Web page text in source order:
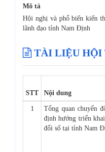
Mô tả
Hội nghị và phổ biến kiến
lãnh đạo tỉnh Nam Định
TÀI LIỆU HỘI
STT Nội dung
1
Tổng quan chuyển
định hướng triển
đổi số tại tỉnh Nam